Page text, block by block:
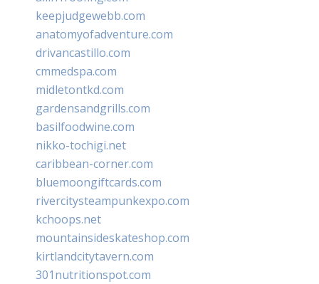
keepjudgewebb.com
anatomyofadventure.com
drivancastillo.com
cmmedspa.com
midletontkd.com
gardensandgrills.com
basilfoodwine.com
nikko-tochigi.net
caribbean-corner.com
bluemoongiftcards.com
rivercitysteampunkexpo.com
kchoops.net
mountainsideskateshop.com
kirtlandcitytavern.com
301nutritionspot.com